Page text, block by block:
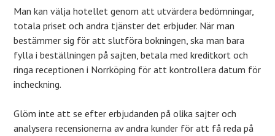
Man kan välja hotellet genom att utvärdera bedömningar,
totala priset och andra tjänster det erbjuder. När man
bestämmer sig för att slutföra bokningen, ska man bara
fylla i beställningen på sajten, betala med kreditkort och
ringa receptionen i Norrköping för att kontrollera datum för
incheckning.
Glöm inte att se efter erbjudanden på olika sajter och
analysera recensionerna av andra kunder för att få reda på